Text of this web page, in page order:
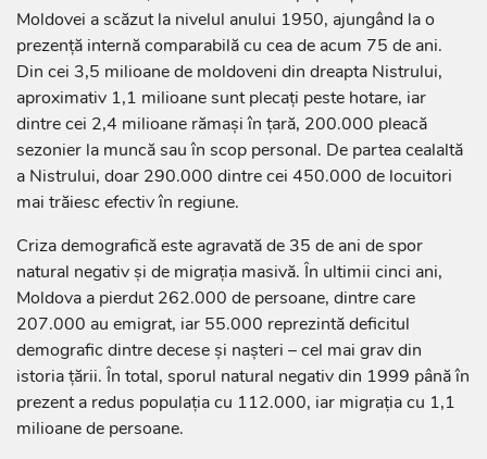
Moldovei a scăzut la nivelul anului 1950, ajungând la o
prezență internă comparabilă cu cea de acum 75 de ani.
Din cei 3,5 milioane de moldoveni din dreapta Nistrului,
aproximativ 1,1 milioane sunt plecați peste hotare, iar
dintre cei 2,4 milioane rămași în țară, 200.000 pleacă
sezonier la muncă sau în scop personal. De partea cealaltă
a Nistrului, doar 290.000 dintre cei 450.000 de locuitori
mai trăiesc efectiv în regiune.
Criza demografică este agravată de 35 de ani de spor
natural negativ și de migrația masivă. În ultimii cinci ani,
Moldova a pierdut 262.000 de persoane, dintre care
207.000 au emigrat, iar 55.000 reprezintă deficitul
demografic dintre decese și nașteri – cel mai grav din
istoria țării. În total, sporul natural negativ din 1999 până în
prezent a redus populația cu 112.000, iar migrația cu 1,1
milioane de persoane.